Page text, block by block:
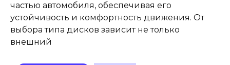
частью автомобиля, обеспечивая его
устойчивость и комфортность движения. От
выбора типа дисков зависит не только
внешний